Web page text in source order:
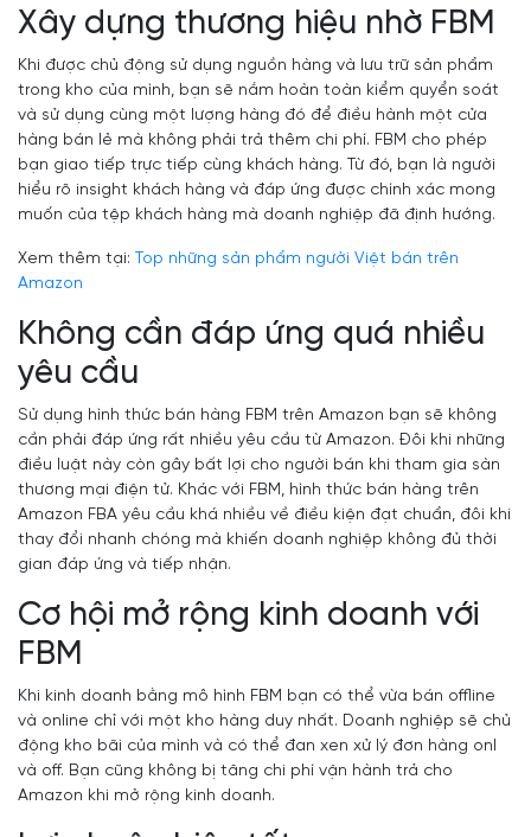
Xây dựng thương hiệu nhờ FBM
Khi được chủ động sử dụng nguồn hàng và lưu trữ sản phẩm
trong kho của mình, bạn sẽ nắm hoàn toàn kiểm quyển soát
và sử dụng cùng một lượng hàng đó để điều hành một cửa
hàng bán lẻ mà không phải trả thêm chi phí. FBM cho phép
bạn giao tiếp trực tiếp cùng khách hàng. Từ đó, bạn là người
hiểu rõ insight khách hàng và đáp ứng được chính xác mong
muốn của tệp khách hàng mà doanh nghiệp đã định hướng.
Xem thêm tại: Top những sản phẩm người Việt bán trên
Amazon
Không cần đáp ứng quá nhiều
yêu cầu
Sử dụng hình thức bán hàng FBM trên Amazon bạn sẽ không
cần phải đáp ứng rất nhiều yêu cầu từ Amazon. Đôi khi những
điều luật này còn gây bất lợi cho người bán khi tham gia sàn
thương mại điện tử. Khác với FBM, hình thức bán hàng trên
Amazon FBA yêu cầu khá nhiều về điều kiện đạt chuẩn, đôi khi
thay đổi nhanh chóng mà khiến doanh nghiệp không đủ thời
gian đáp ứng và tiếp nhận.
Cơ hội mở rộng kinh doanh với
FBM
Khi kinh doanh bằng mô hình FBM bạn có thể vừa bán offline
và online chỉ với một kho hàng duy nhất. Doanh nghiệp sẽ chủ
động kho bãi của mình và có thể đan xen xử lý đơn hàng onl
và off. Bạn cũng không bị tăng chi phí vận hành trả cho
Amazon khi mở rộng kinh doanh.